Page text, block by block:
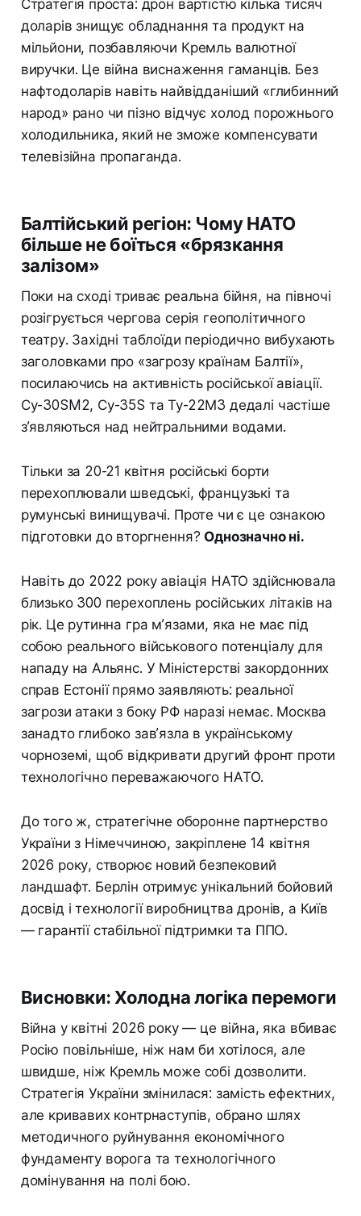
Стратегія проста: дрон вартістю кілька тисяч
доларів знищує обладнання та продукт на
мільйони, позбавляючи Кремль валютної
виручки. Це війна виснаження гаманців. Без
нафтодоларів навіть найвідданіший «глибинний
народ» рано чи пізно відчує холод порожнього
холодильника, який не зможе компенсувати
телевізійна пропаганда.
Балтійський регіон: Чому НАТО
більше не боїться «брязкання
залізом»
Поки на сході триває реальна бійня, на півночі
розігрується чергова серія геополітичного
театру. Західні таблоїди періодично вибухають
заголовками про «загрозу країнам Балтії»,
посилаючись на активність російської авіації.
Су-30SM2, Су-35S та Ту-22М3 дедалі частіше
з’являються над нейтральними водами.
Тільки за 20-21 квітня російські борти
перехоплювали шведські, французькі та
румунські винищувачі. Проте чи є це ознакою
підготовки до вторгнення? Однозначно ні.
Навіть до 2022 року авіація НАТО здійснювала
близько 300 перехоплень російських літаків на
рік. Це рутинна гра м’язами, яка не має під
собою реального військового потенціалу для
нападу на Альянс. У Міністерстві закордонних
справ Естонії прямо заявляють: реальної
загрози атаки з боку РФ наразі немає. Москва
занадто глибоко зав’язла в українському
чорноземі, щоб відкривати другий фронт проти
технологічно переважаючого НАТО.
До того ж, стратегічне оборонне партнерство
України з Німеччиною, закріплене 14 квітня
2026 року, створює новий безпековий
ландшафт. Берлін отримує унікальний бойовий
досвід і технології виробництва дронів, а Київ
— гарантії стабільної підтримки та ППО.
Висновки: Холодна логіка перемоги
Війна у квітні 2026 року — це війна, яка вбиває
Росію повільніше, ніж нам би хотілося, але
швидше, ніж Кремль може собі дозволити.
Стратегія України змінилася: замість ефектних,
але кривавих контрнаступів, обрано шлях
методичного руйнування економічного
фундаменту ворога та технологічного
домінування на полі бою.